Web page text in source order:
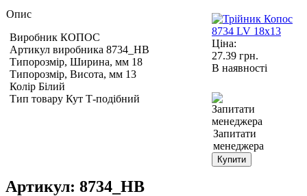
Опис
Виробник КОПОС
Артикул виробника 8734_HB
Типорозмір, Ширина, мм 18
Типорозмір, Висота, мм 13
Колір Білий
Тип товару Кут Т-подібний
Ціна:
27.39 грн.
В наявності
Запитати
менеджера
Купити
Артикул: 8734_HB